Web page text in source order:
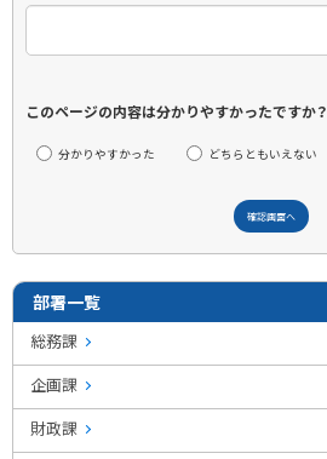
このページの内容は分かりやすかったですか？
分かりやすかった どちらともいえない
部署一覧
総務課
企画課
財政課